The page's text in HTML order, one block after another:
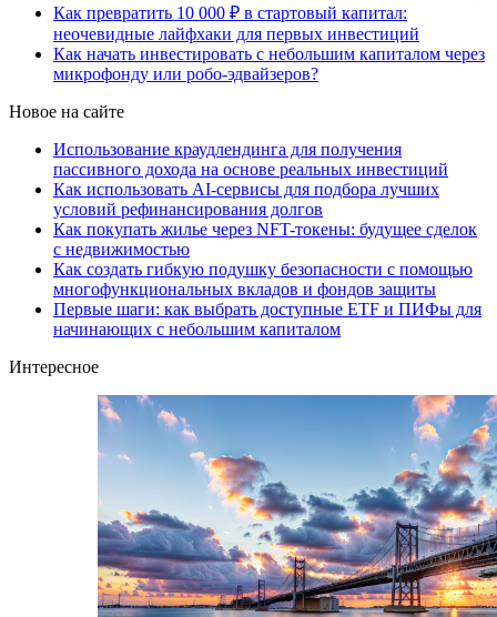
Как превратить 10 000 ₽ в стартовый капитал:
неочевидные лайфхаки для первых инвестиций
Как начать инвестировать с небольшим капиталом через
микрофонду или робо-эдвайзеров?
Новое на сайте
Использование краудлендинга для получения
пассивного дохода на основе реальных инвестиций
Как использовать AI-сервисы для подбора лучших
условий рефинансирования долгов
Как покупать жилье через NFT-токены: будущее сделок
с недвижимостью
Как создать гибкую подушку безопасности с помощью
многофункциональных вкладов и фондов защиты
Первые шаги: как выбрать доступные ETF и ПИФы для
начинающих с небольшим капиталом
Интересное